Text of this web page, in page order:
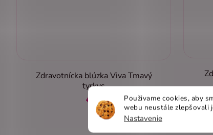
Použivame cookies, aby
webu neustále zlepšovali
Nastavenie
Zdravotnícka blúzka Viva Tmavý
tyrkys
€40